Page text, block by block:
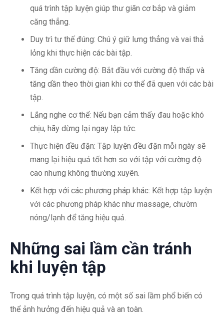
quá trình tập luyện giúp thư giãn cơ bắp và giảm
căng thẳng.
Duy trì tư thế đúng: Chú ý giữ lưng thẳng và vai thả
lỏng khi thực hiện các bài tập.
Tăng dần cường độ: Bắt đầu với cường độ thấp và
tăng dần theo thời gian khi cơ thể đã quen với các bài
tập.
Lắng nghe cơ thể: Nếu bạn cảm thấy đau hoặc khó
chịu, hãy dừng lại ngay lập tức.
Thực hiện đều đặn: Tập luyện đều đặn mỗi ngày sẽ
mang lại hiệu quả tốt hơn so với tập với cường độ
cao nhưng không thường xuyên.
Kết hợp với các phương pháp khác: Kết hợp tập luyện
với các phương pháp khác như massage, chườm
nóng/lạnh để tăng hiệu quả.
Những sai lầm cần tránh
khi luyện tập
Trong quá trình tập luyện, có một số sai lầm phổ biến có
thể ảnh hưởng đến hiệu quả và an toàn.